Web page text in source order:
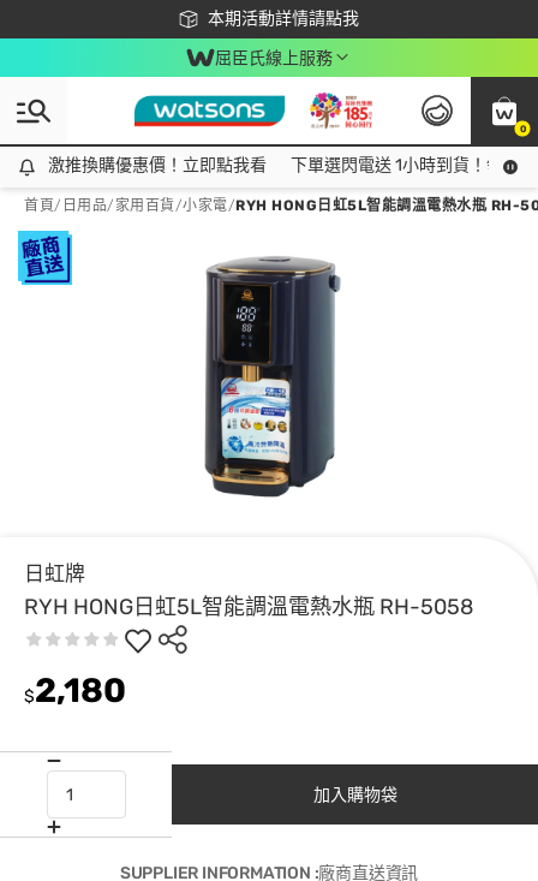
本期活動詳情請點我
下載app最高回饋$350
屈臣氏線上服務
0
激推換購優惠價！立即點我看
激推換購優惠價！立即點我看 下單選閃電送 1小時到貨！領神
首頁/ 日用品/ 家用百貨/小家電/RYH HONG日虹5L智能調溫電熱水瓶 RH-
日虹牌
RYH HONG日虹5L智能調溫電熱水瓶 RH-5058
$2,180
加入購物袋
SUPPLIER INFORMATION :廠商直送資訊